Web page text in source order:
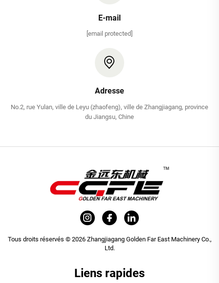
E-mail
[email protected]
Adresse
No.2, rue Yulan, ville de Leyu (zhaofeng), ville de Zhangjiagang, province
du Jiangsu, Chine
Tous droits réservés © 2026 Zhangjiagang Golden Far East Machinery Co.,
Ltd.
Liens rapides